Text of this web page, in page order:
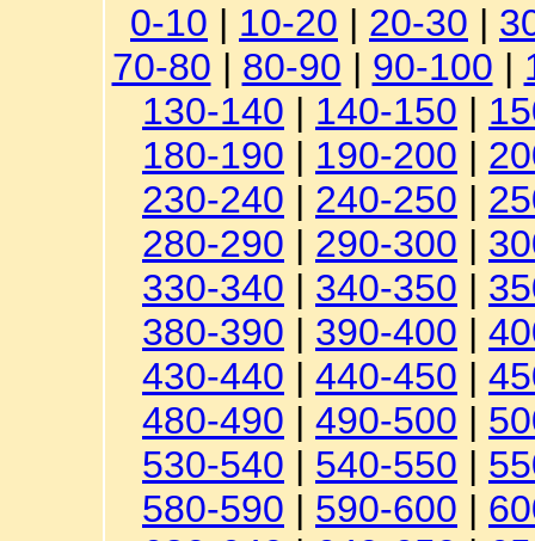
0-10 | 10-20 | 20-30 |
70-80 | 80-90 | 90-100 |
130-140 | 140-150 |
180-190 | 190-200 |
230-240 | 240-250 |
280-290 | 290-300 |
330-340 | 340-350 |
380-390 | 390-400 |
430-440 | 440-450 |
480-490 | 490-500 |
530-540 | 540-550 |
580-590 | 590-600 |